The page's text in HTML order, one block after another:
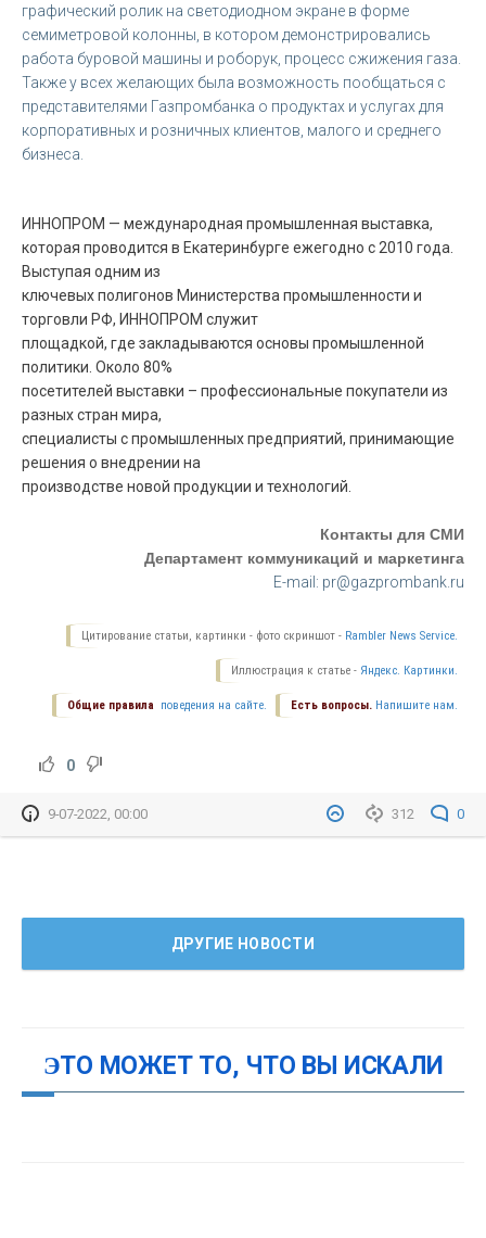
графический ролик на светодиодном экране в форме
семиметровой колонны, в котором демонстрировались
работа буровой машины и роборук, процесс сжижения газа.
Также у всех желающих была возможность пообщаться с
представителями Газпромбанка о продуктах и услугах для
корпоративных и розничных клиентов, малого и среднего
бизнеса.
ИННОПРОМ — международная промышленная выставка,
которая проводится в Екатеринбурге ежегодно с 2010 года.
Выступая одним из
ключевых полигонов Министерства промышленности и
торговли РФ, ИННОПРОМ служит
площадкой, где закладываются основы промышленной
политики. Около 80%
посетителей выставки – профессиональные покупатели из
разных стран мира,
специалисты с промышленных предприятий, принимающие
решения о внедрении на
производстве новой продукции и технологий.
Контакты для СМИ
Департамент коммуникаций и маркетинга
E-mail: pr@gazprombank.ru
Цитирование статьи, картинки - фото скриншот - Rambler News Service.
Иллюстрация к статье - Яндекс. Картинки.
Есть вопросы. Напишите нам.
Общие правила поведения на сайте.
0
312 0
9-07-2022, 00:00
ДРУГИЕ НОВОСТИ
ЭТО МОЖЕТ ТО, ЧТО ВЫ ИСКАЛИ